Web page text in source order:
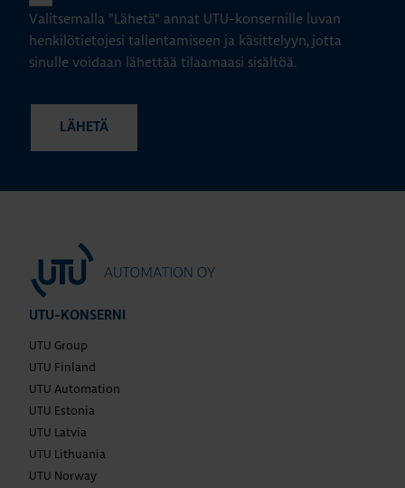
Valitsemalla "Lähetä" annat UTU-konsernille luvan
henkilötietojesi tallentamiseen ja käsittelyyn, jotta
sinulle voidaan lähettää tilaamaasi sisältöä.
UTU-KONSERNI
UTU Group
UTU Finland
UTU Automation
UTU Estonia
UTU Latvia
UTU Lithuania
UTU Norway